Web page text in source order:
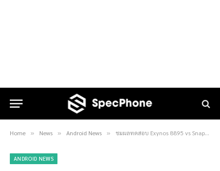
Home » News » Android News » ชมผลทดสอบ Exynos 8895 vs Snapdragon 835 ใน Samsung Galaxy S8
ANDROID NEWS